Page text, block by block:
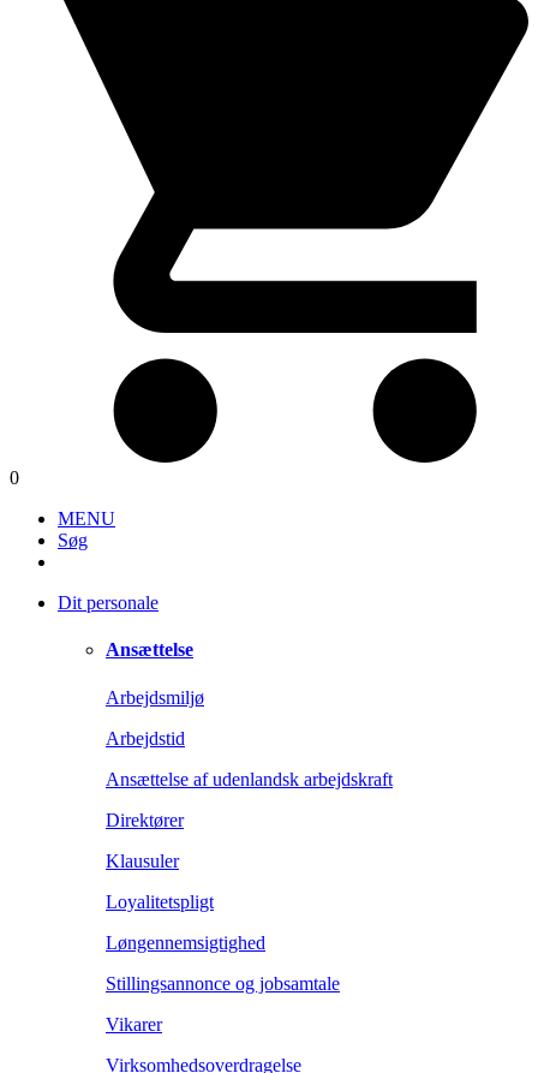
0
MENU
Søg
Dit personale
Ansættelse
Arbejdsmiljø
Arbejdstid
Ansættelse af udenlandsk arbejdskraft
Direktører
Klausuler
Loyalitetspligt
Løngennemsigtighed
Stillingsannonce og jobsamtale
Vikarer
Virksomhedsoverdragelse